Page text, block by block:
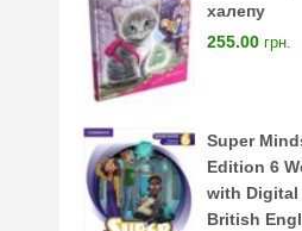
халепу
255.00 грн.
Super
Edition 6
with Digital
British